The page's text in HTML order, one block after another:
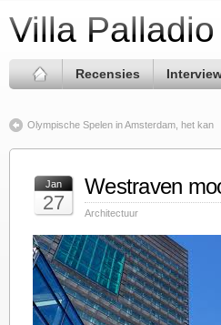
Villa Palladio
Recensies
Olympische Spelen in Amsterdam, het kan
Jan
27
Westraven
Architectuur